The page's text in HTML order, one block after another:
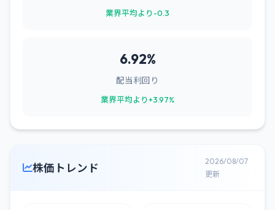
業界平均より-0.3
6.92%
配当利回り
業界平均より+3.97%
株価トレンド
2026/08/07
更新